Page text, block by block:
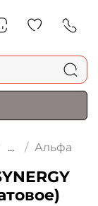
... Альфа